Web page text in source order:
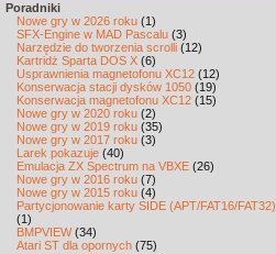
Poradniki
Nowe gry w 2026 roku (1)
SFX-Engine w MAD Pascalu (3)
Narzędzie do tworzenia scrolli (12)
Kartridż Sparta DOS X (6)
Usprawnienia magnetofonu XC12 (12)
Konserwacja stacji dysków 1050 (19)
Konserwacja magnetofonu XC12 (15)
Nowe gry w 2020 roku (2)
Nowe gry w 2019 roku (35)
Nowe gry w 2017 roku (3)
Larek pokazuje (40)
Emulacja ZX Spectrum na VBXE (26)
Nowe gry w 2016 roku (7)
Nowe gry w 2015 roku (4)
Partycjonowanie karty SIDE (APT/FAT16/FAT32)
(1)
BMPVIEW(34)
Atari ST dla opornych (75)